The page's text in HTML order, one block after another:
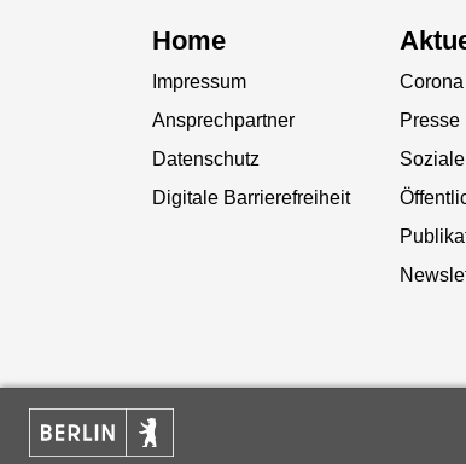
Home
Impressum
Ansprechpartner
Datenschutz
Digitale Barrierefreiheit
Corona
Presse